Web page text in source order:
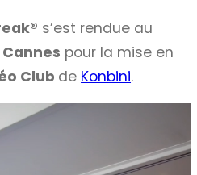
s’est rendue au
pour la mise en
Club de Konbini.